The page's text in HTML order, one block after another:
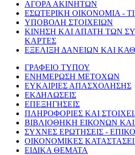
ΑΓΟΡΑ ΑΚΙΝΗΤΩΝ
ΕΣΩΤΕΡΙΚΗ ΟΙΚΟΝΟΜΙΑ -
ΥΠΟΒΟΛΗ ΣΤΟΙΧΕΙΩΝ
ΚΙΝΗΣΗ ΚΑΙ ΑΠΑΤΗ ΤΩΝ
ΚΑΡΤΕΣ
ΕΞΕΛΙΞΗ ΔΑΝΕΙΩΝ ΚΑΙ
ΓΡΑΦΕΙΟ ΤΥΠΟΥ
ΕΝΗΜΕΡΩΣΗ ΜΕΤΟΧΩΝ
ΕΥΚΑΙΡΙΕΣ ΑΠΑΣΧΟΛΗΣΗΣ
ΕΚΔΗΛΩΣΕΙΣ
ΕΠΕΞΗΓΗΣΕΙΣ
ΠΛΗΡΟΦΟΡΙΕΣ ΚΑΙ
ΒΙΒΛΙΟΘΗΚΗ ΕΙΚΟΝΩΝ
ΣΥΧΝΕΣ ΕΡΩΤΗΣΕΙΣ -
ΟΙΚΟΝΟΜΙΚΕΣ
ΕΙΔΙΚΑ ΘΕΜΑΤΑ